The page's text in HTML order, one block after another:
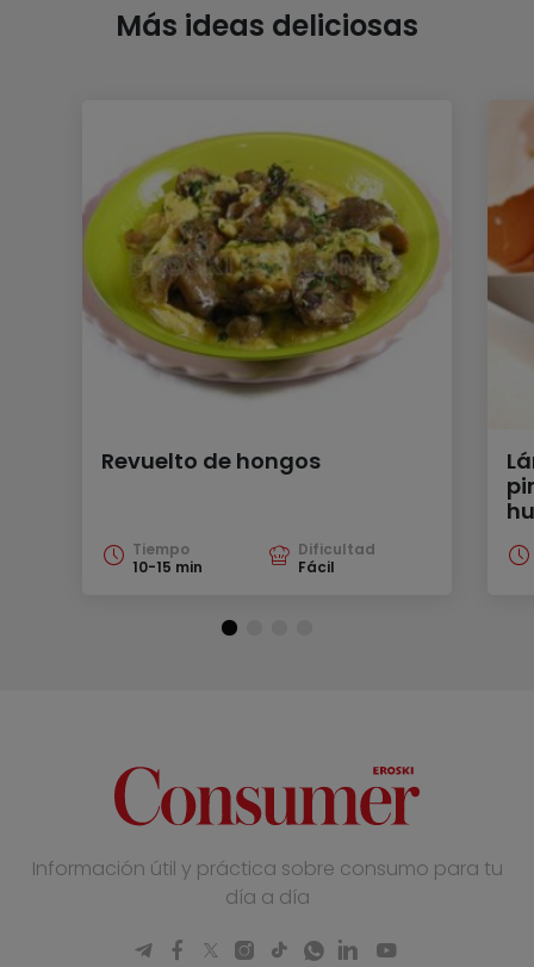
Más ideas deliciosas
Revuelto de hongos
Tiempo
10-15 min
Dificultad
Fácil
Información útil y práctica sobre consumo para tu
día a día